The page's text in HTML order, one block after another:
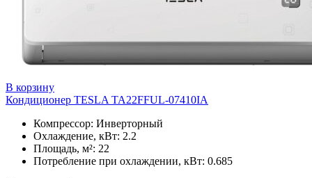
В корзину
Кондиционер TESLA TA22FFUL-07410IA
Компрессор: Инверторный
Охлаждение, кВт: 2.2
Площадь, м²: 22
Потребление при охлаждении, кВт: 0.685